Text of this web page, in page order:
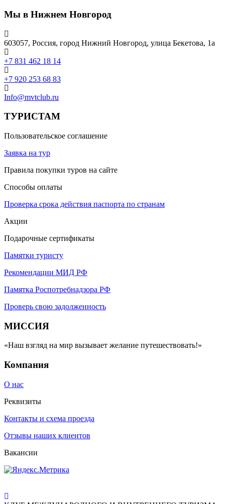
Мы в Нижнем Новгород
603057, Россия, город Нижний Новгород, улица Бекетова, 1а
+7 831 462 18 14
+7 920 253 68 83
Info@mvtclub.ru
ТУРИСТАМ
Пользовательское соглашение
Заявка на тур
Правила покупки туров на сайте
Способы оплаты
Проверка срока действия паспорта по странам
Акции
Подарочные сертификаты
Памятки туристу
Рекомендации МИД РФ
Памятка Роспотребнадзора РФ
Проверь свою задолженность
МИССИЯ
«Наш взгляд на мир вызывает желание путешествовать!»
Компания
О нас
Реквизиты
Контакты и схема проезда
Отзывы наших клиентов
Вакансии